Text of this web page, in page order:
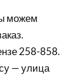
можем
258-858.
— улица